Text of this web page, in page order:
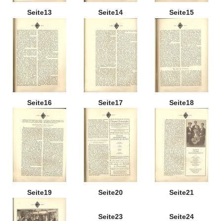
Seite13 Seite14 Seite15
Seite16 Seite17 Seite18
Seite19 Seite20 Seite21
Seite23 Seite24